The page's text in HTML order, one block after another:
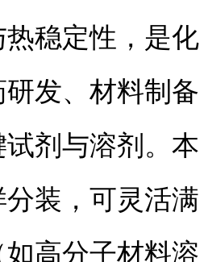
稳定性，是化
发、材料制备
剂与溶剂。本
装，可灵活满
高分子材料溶